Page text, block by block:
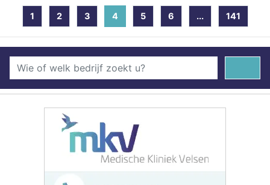
1 2 3 4 (current)
5 6 ... 141